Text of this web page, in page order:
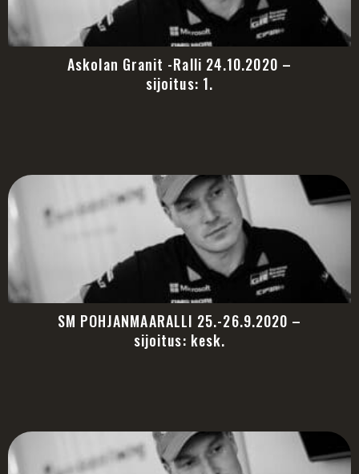
Askolan Granit -Ralli 24.10.2020 –
sijoitus: 1.
SM POHJANMAARALLI 25.-26.9.2020 –
sijoitus: kesk.